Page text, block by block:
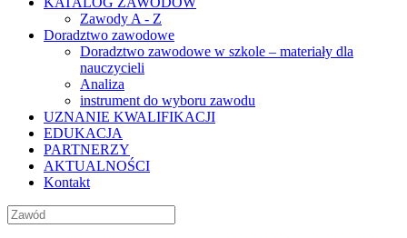
Zawody A - Z
Doradztwo zawodowe
Doradztwo zawodowe w szkole – materiały dla
nauczycieli
Analiza
instrument do wyboru zawodu
UZNANIE KWALIFIKACJI
EDUKACJA
PARTNERZY
AKTUALNOŚCI
Kontakt